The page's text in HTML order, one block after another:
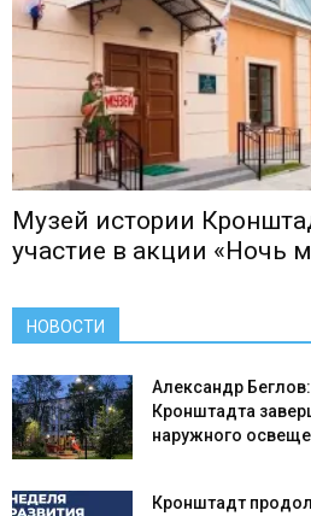
Музей истории
участие в акции «Ночь
НОВОСТИ
Александр
Кронштадта
наружного
Кронштадт